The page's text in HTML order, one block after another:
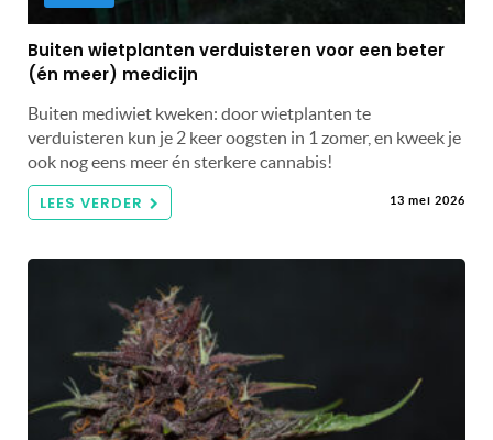
Buiten wietplanten verduisteren voor een beter
(én meer) medicijn
Buiten mediwiet kweken: door wietplanten te
verduisteren kun je 2 keer oogsten in 1 zomer, en kweek je
ook nog eens meer én sterkere cannabis!
LEES VERDER 13 mei 2026